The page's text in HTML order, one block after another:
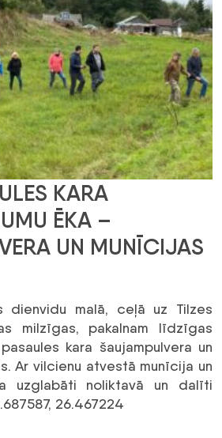
KARA
ĒKA –
UN MUNĪCIJAS
dienvidu malā, ceļā uz Tilzes
milzīgas, pakalnam līdzīgas
kara šaujampulvera un
Ar vilcienu atvestā munīcija un
uzglabāti noliktavā un dalīti
26.467224